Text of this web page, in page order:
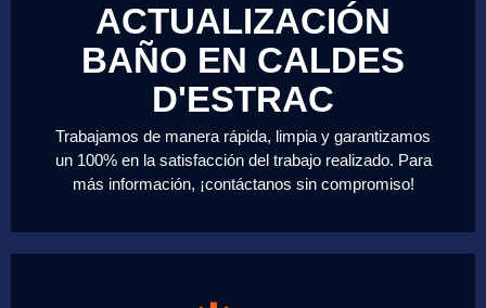
ACTUALIZACIÓN
BAÑO EN CALDES
D'ESTRAC
Trabajamos de manera rápida, limpia y garantizamos
un 100% en la satisfacción del trabajo realizado. Para
más información, ¡contáctanos sin compromiso!